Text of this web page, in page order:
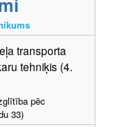
transporta
tehniķis (4.
pēc
33)